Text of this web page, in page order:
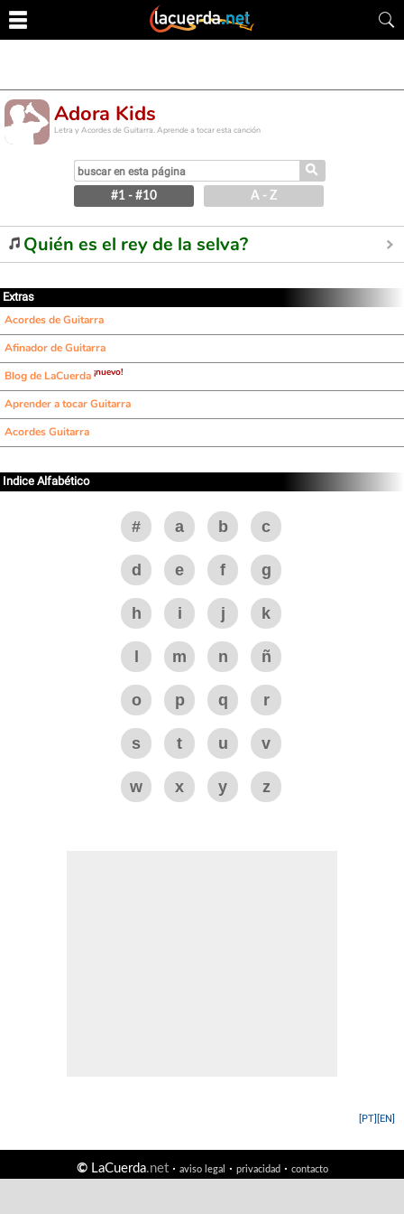
Adora Kids
Letra y Acordes de Guitarra. Aprende a tocar esta canción
⚲
#1 - #10 A - Z
Quién es el rey de la selva?
Extras
Acordes de Guitarra
Afinador de Guitarra
Blog de LaCuerda ¡nuevo!
Aprender a tocar Guitarra
Acordes Guitarra
Indice Alfabético
# a b c
d e f g
h i j k
m n ñ
o p q r
s t u v
w x y z
[EN]
[PT]
©LaCuerda.net· aviso legal · privacidad· contacto